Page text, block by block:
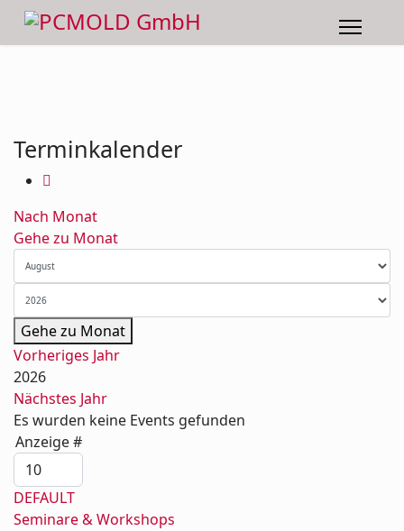
Terminkalender
Nach Monat
Gehe zu Monat
Gehe zu Monat
Vorheriges Jahr
2026
Nächstes Jahr
Es wurden keine Events gefunden
Limite der Paginierungsliste
Anzeige #
DEFAULT
Seminare & Workshops